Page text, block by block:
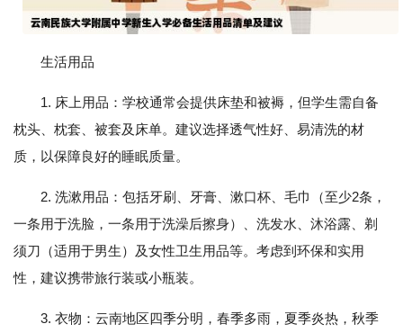
生活用品
1. 床上用品：学校通常会提供床垫和被褥，但学生需自备
枕头、枕套、被套及床单。建议选择透气性好、易清洗的材
质，以保障良好的睡眠质量。
2. 洗漱用品：包括牙刷、牙膏、漱口杯、毛巾（至少2条，
一条用于洗脸，一条用于洗澡后擦身）、洗发水、沐浴露、剃
须刀（适用于男生）及女性卫生用品等。考虑到环保和实用
性，建议携带旅行装或小瓶装。
3. 衣物：云南地区四季分明，春季多雨，夏季炎热，秋季